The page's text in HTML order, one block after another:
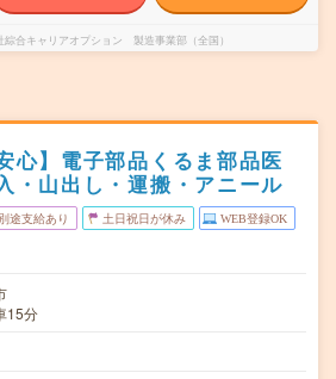
綜合キャリアオプション 製造事業部（全国）
心】電子部品くるま部品医
・山出し・運搬・アニール
途支給あり 土日祝日が休み WEB登録OK
15分